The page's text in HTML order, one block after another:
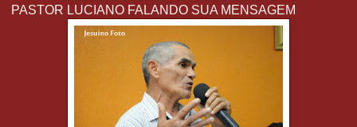
PASTOR LUCIANO FALANDO SUA MENSAGEM